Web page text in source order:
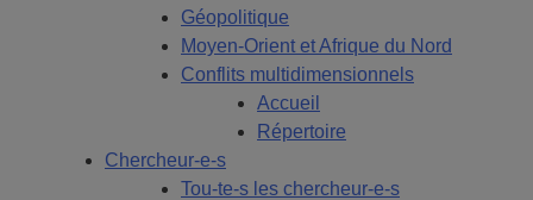
Géopolitique
Moyen-Orient et Afrique du Nord
Conflits multidimensionnels
Accueil
Répertoire
Chercheur-e-s
Tou-te-s les chercheur-e-s